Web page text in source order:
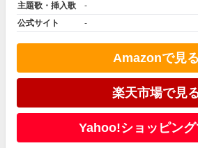
主題歌・挿入歌
-
公式サイト
-
Amazonで見る
楽天市場で見
Yahoo!ショッピング